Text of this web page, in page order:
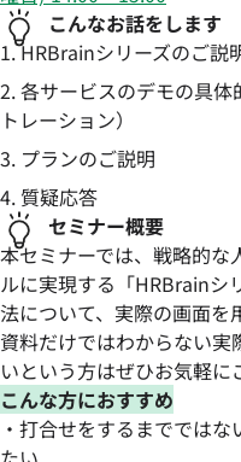
こんなお話をします
HRBrainシリーズのご説
各サービスのデモの具
トレーション）
プランのご説明
質疑応答
セミナー概要
本セミナーでは、戦略的な
ルに実現する「HRBrainシ
法について、実際の画面を
資料だけではわからない
いという方はぜひお気軽に
こんな方におすすめ
・打合せをするまででは